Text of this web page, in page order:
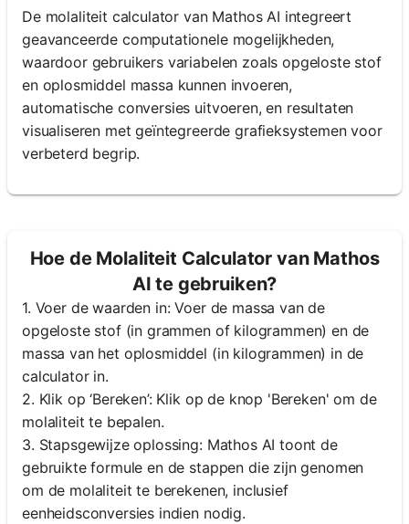
De molaliteit calculator van Mathos AI integreert
geavanceerde computationele mogelijkheden,
waardoor gebruikers variabelen zoals opgeloste stof
en oplosmiddel massa kunnen invoeren,
automatische conversies uitvoeren, en resultaten
visualiseren met geïntegreerde grafieksystemen voor
verbeterd begrip.
Hoe de Molaliteit Calculator van Mathos
AI te gebruiken?
1. Voer de waarden in: Voer de massa van de
opgeloste stof (in grammen of kilogrammen) en de
massa van het oplosmiddel (in kilogrammen) in de
calculator in.
2. Klik op ‘Bereken’: Klik op de knop 'Bereken' om de
molaliteit te bepalen.
3. Stapsgewijze oplossing: Mathos AI toont de
gebruikte formule en de stappen die zijn genomen
om de molaliteit te berekenen, inclusief
eenheidsconversies indien nodig.